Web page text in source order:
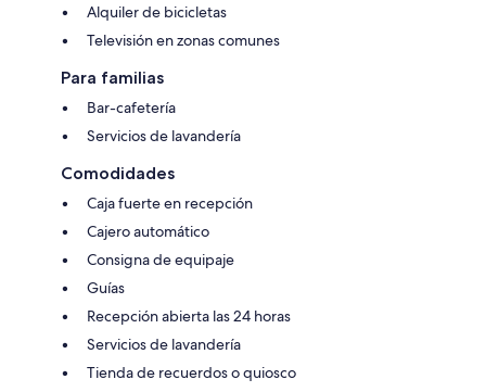
Alquiler de bicicletas
Televisión en zonas comunes
Para familias
Bar-cafetería
Servicios de lavandería
Comodidades
Caja fuerte en recepción
Cajero automático
Consigna de equipaje
Guías
Recepción abierta las 24 horas
Servicios de lavandería
Tienda de recuerdos o quiosco